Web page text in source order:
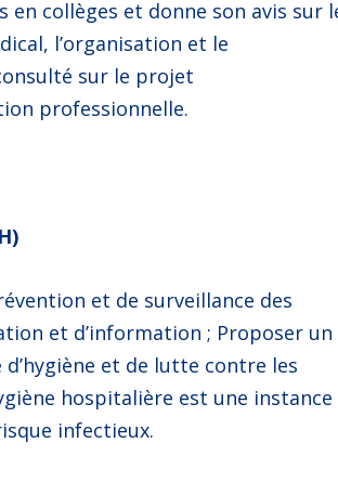
collèges et donne son avis sur
l’organisation et le
sur le projet
professionnelle.
et de surveillance des
et d’information ; Proposer un
et de lutte contre les
hospitalière est une instance
infectieux.